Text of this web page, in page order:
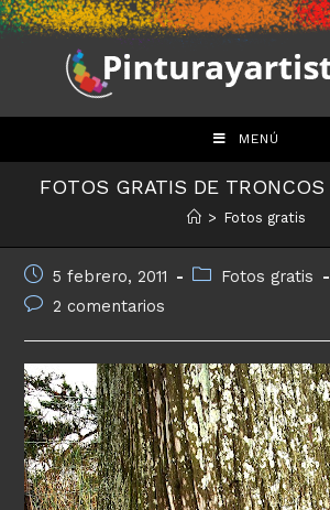
Saltar
al
contenido
MENÚ
FOTOS GRATIS DE TRONCOS
> Fotos gratis
Publicación
de
entrada:
5 febrero, 2011
Categoría
entrada:
Fotos gratis
Comentarios
entrada:
2 comentarios